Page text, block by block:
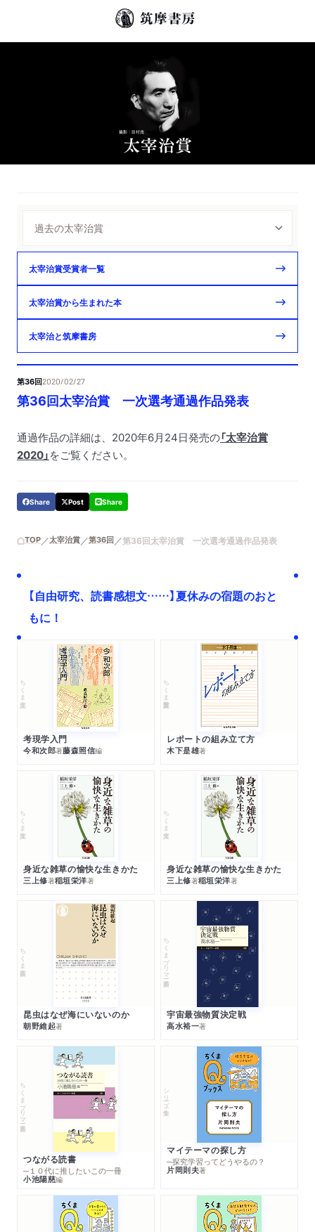
太宰治賞受賞者一覧
太宰治賞から生まれた本
太宰治と筑摩書房
第36回2020/02/27
第36回太宰治賞 一次選考通過作品発表
通過作品の詳細は、2020年6月24日発売の「太宰治賞
2020」をご覧ください。
Share Post Share
TOP 太宰治賞 第36回 第36回太宰治賞 一次選考通過作品発表
【自由研究、読書感想文……】夏休みの宿題のおと
もに！
ちくま文庫
考現学入門
今和次郎著藤森照信編
ちくま学芸文庫
レポートの組み立て方
木下是雄著
ちくま文庫
身近な雑草の愉快な生きかた
三上修著稲垣栄洋著
ちくま文庫
身近な雑草の愉快な生きかた
三上修著稲垣栄洋著
ちくま新書
昆虫はなぜ海にいないのか
朝野維起著
ちくまプリマー新書
宇宙最強物質決定戦
高水裕一著
ちくまプリマー新書
つながる読書
─１０代に推したいこの一冊
小池陽慈編
シリーズ・全集
マイテーマの探し方
─探究学習ってどうやるの？
片岡則夫著